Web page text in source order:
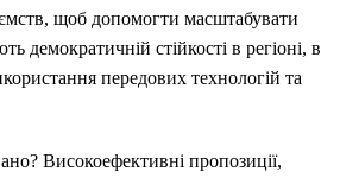
щоб допомогти масштабувати
демократичній стійкості в регіоні, в
передових технологій та
Високоефективні пропозиції,